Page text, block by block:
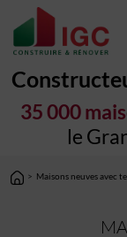
35 000
le
> Maisons neuves avec